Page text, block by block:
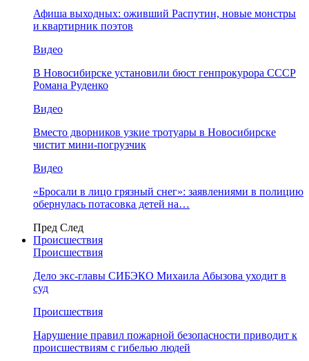
Афиша выходных: оживший Распутин, новые монстры
и квартирник поэтов
Видео
В Новосибирске установили бюст генпрокурора СССР
Романа Руденко
Видео
Вместо дворников узкие тротуары в Новосибирске
чистит мини-погрузчик
Видео
«Бросали в лицо грязный снег»: заявлениями в полицию
обернулась потасовка детей на…
Пред След
Происшествия
Происшествия
Дело экс-главы СИБЭКО Михаила Абызова уходит в
суд
Происшествия
Нарушение правил пожарной безопасности приводит к
происшествиям с гибелью людей